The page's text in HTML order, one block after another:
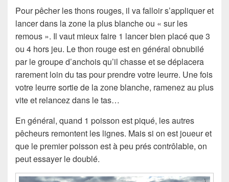
Pour pêcher les thons rouges, il va falloir s’appliquer et
lancer dans la zone la plus blanche ou « sur les
remous ». Il vaut mieux faire 1 lancer bien placé que 3
ou 4 hors jeu. Le thon rouge est en général obnubilé
par le groupe d’anchois qu’il chasse et se déplacera
rarement loin du tas pour prendre votre leurre. Une fois
votre leurre sortie de la zone blanche, ramenez au plus
vite et relancez dans le tas…
En général, quand 1 poisson est piqué, les autres
pêcheurs remontent les lignes. Mais si on est joueur et
que le premier poisson est à peu prés contrôlable, on
peut essayer le doublé.